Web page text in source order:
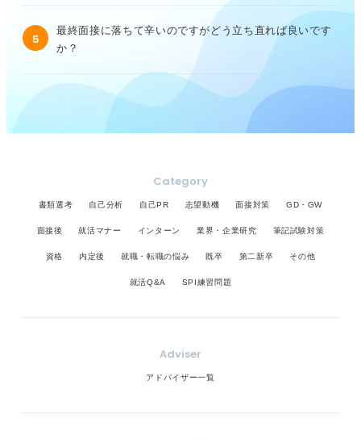
5
最終面接に落ちて辛いのですがどう立ち直れば良いです
か？
Category
書類選考 自己分析 自己PR 志望動機 面接対策 GD・GW
面接後 就活マナー インターン 業界・企業研究 筆記試験対策
資格 内定後 就職・転職の悩み 既卒 第二新卒 その他
就活Q&A SPI練習問題
Adviser
アドバイザー一覧